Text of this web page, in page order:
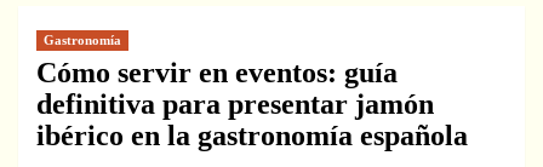
Gastronomía
Cómo servir en eventos: guía
definitiva para presentar jamón
ibérico en la gastronomía española